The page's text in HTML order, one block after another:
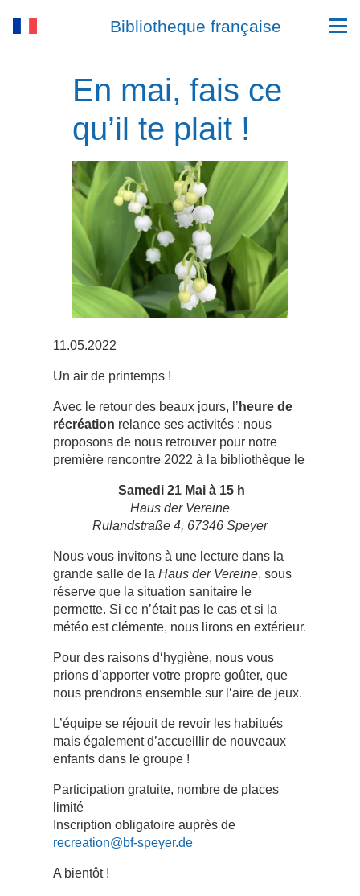
Bibliotheque française
En mai, fais ce
qu’il te plait !
11.05.2022
Un air de printemps !
Avec le retour des beaux jours, l’ heure de
récréation relance ses activités : nous
proposons de nous retrouver pour notre
première rencontre 2022 à la bibliothèque le
Samedi 21 Mai à 15 h
Haus der Vereine
Rulandstraße 4, 67346 Speyer
Nous vous invitons à une lecture dans la
grande salle de la Haus der Vereine, sous
réserve que la situation sanitaire le
permette. Si ce n’était pas le cas et si la
météo est clémente, nous lirons en extérieur.
Pour des raisons d‘hygiène, nous vous
prions d’apporter votre propre goûter, que
nous prendrons ensemble sur l‘aire de jeux.
L’équipe se réjouit de revoir les habitués
mais également d’accueillir de nouveaux
enfants dans le groupe !
Participation gratuite, nombre de places
limité
Inscription obligatoire auprès de
recreation@bf-speyer.de
A bientôt !